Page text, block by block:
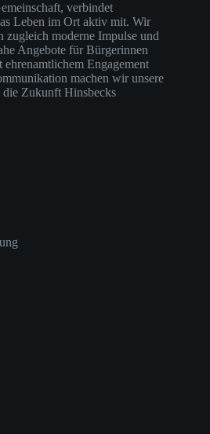
verbindet
Leben im Ort aktiv mit. Wir
zugleich moderne Impulse und
Angebote für Bürgerinnen
Engagement
machen wir unsere
die Zukunft Hinsbecks